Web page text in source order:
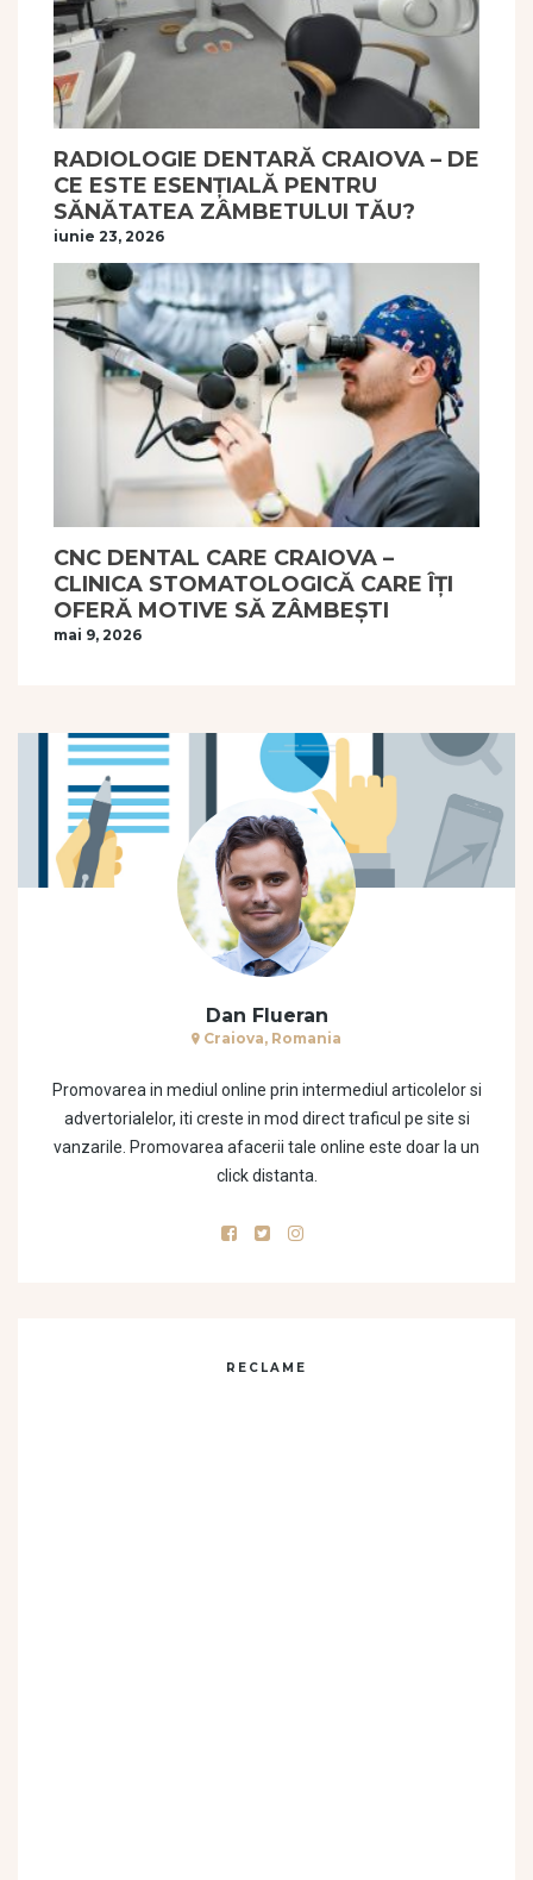
RADIOLOGIE DENTARĂ CRAIOVA – DE
CE ESTE ESENȚIALĂ PENTRU
SĂNĂTATEA ZÂMBETULUI TĂU?
iunie 23, 2026
CNC DENTAL CARE CRAIOVA –
CLINICA STOMATOLOGICĂ CARE ÎȚI
OFERĂ MOTIVE SĂ ZÂMBEȘTI
mai 9, 2026
Dan Flueran
Craiova, Romania
Promovarea in mediul online prin intermediul articolelor si
advertorialelor, iti creste in mod direct traficul pe site si
vanzarile. Promovarea afacerii tale online este doar la un
click distanta.
RECLAME